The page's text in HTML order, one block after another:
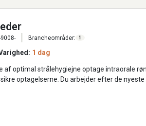
Brancheområder: 1
1 dag
af optimal strålehygiejne optage intraorale
optagelserne. Du arbejder efter de